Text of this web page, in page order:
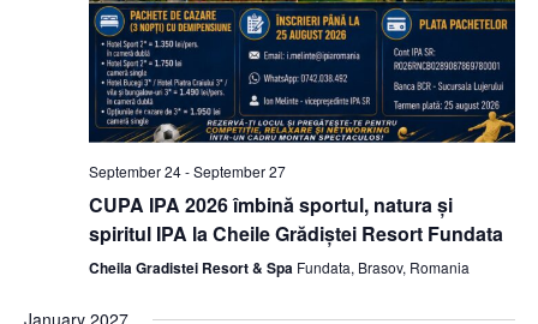
September 24-September 27
CUPA IPA 2026 îmbină sportul, natura și
spiritul IPA la Cheile Grădiștei Resort Fundata
Cheila Gradistei Resort & Spa Fundata, Brasov, Romania